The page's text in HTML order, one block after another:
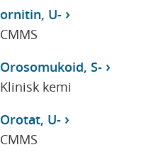
ornitin, U-
CMMS
Orosomukoid, S-
Klinisk kemi
Orotat, U-
CMMS